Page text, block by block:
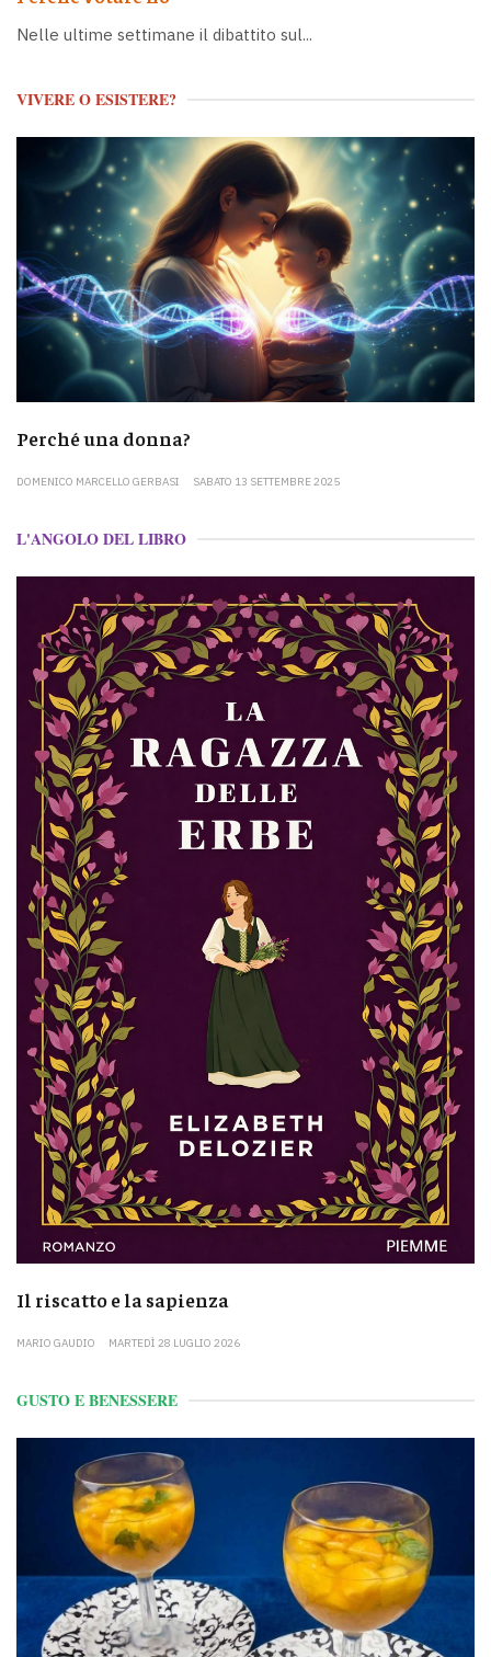
Nelle ultime settimane il dibattito sul...
VIVERE O ESISTERE?
Perché una donna?
DOMENICO MARCELLO GERBASI SABATO 13 SETTEMBRE 2025
L'ANGOLO DEL LIBRO
Il riscatto e la sapienza
MARIO GAUDIO MARTEDÌ 28 LUGLIO 2026
GUSTO E BENESSERE